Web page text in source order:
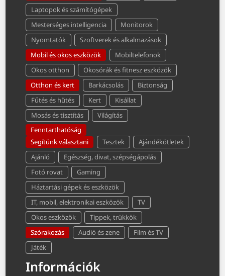
Laptopok és számítógépek
Mesterséges intelligencia
Monitorok
Nyomtatók
Szoftverek és alkalmazások
Mobil és okos eszközök
Mobiltelefonok
Okos otthon
Okosórák és fitnesz eszközök
Otthon és kert
Barkácsolás
Biztonság
Fűtés és hűtés
Kert
Kisállat
Mosás és tisztítás
Világítás
Fenntarthatóság
Segítünk választani
Tesztek
Ajándékötletek
Ajánló
Egészség, divat, szépségápolás
Fotó rovat
Gaming
Háztartási gépek és eszközök
IT, mobil, elektronikai eszközök
TV
Okos eszközök
Tippek, trükkök
Szórakozás
Audió és zene
Film és TV
Játék
Információk